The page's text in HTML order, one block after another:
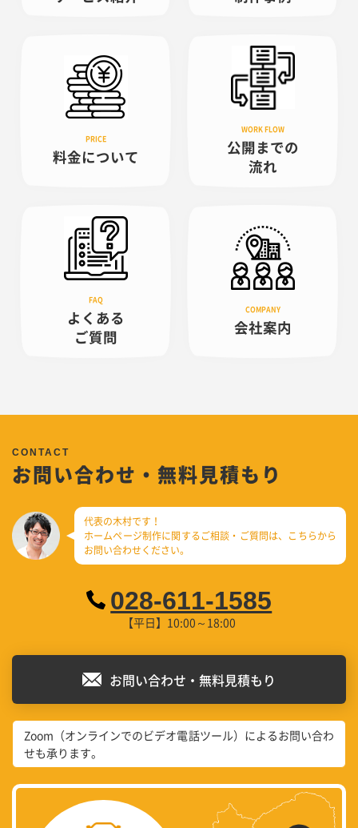
料金について
公開までの
流れ
よくある
ご質問
会社案内
お問い合わせ・無料見積もり
代表の木村です！
ホームページ制作に関するご相談・ご質問は、 こちらから
お問い合わせください。
028-611-1585
【平日】10:00～18:00
お問い合わせ・無料見積もり
Zoom（オンラインでのビデオ電話ツール）によるお問い合わ
せも承ります。